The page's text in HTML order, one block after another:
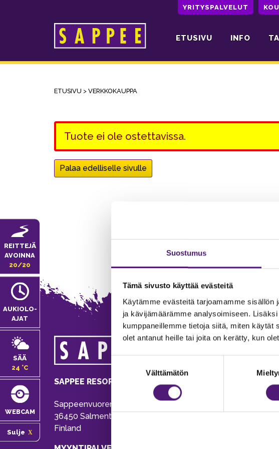
Suostumus
Tämä sivusto käyttää evästeitä
Käytämme evästeitä tarjoamamme sisällön
ja kävijämäärämme analysoimiseen.
kumppaneillemme tietoja siitä, miten käytät
olet antanut heille tai joita on kerätty, kun
Välttämätön
YRITYSPALVELUT
Päävalikko ETUSIVU INFO
REITTEJÄ
AVOINNA
20/20
AUKIOLO­
AJAT
SÄÄ
24 °C
WEBCAM
Sulje
ETUSIVU > VERKKOKAUPPA
Tuote ei ole ostettavissa.
Palaa edelliselle sivulle
SAPPEE RESORT
Sappeenvuorentie 200
36450 Salmentaka, Pälkäne
Finland
MAJOITUS
020 755